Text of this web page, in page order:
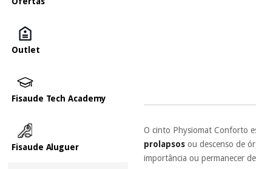
Outlet
Fisaude Tech Academy
Fisaude Aluguer
O cinto Physiomat Conforto
prolapsos ou descenso de
importância ou permanecer